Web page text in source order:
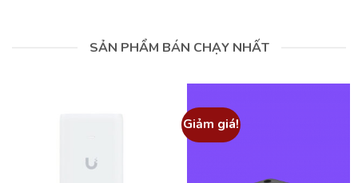
SẢN PHẨM BÁN CHẠY NHẤT
Giảm giá!